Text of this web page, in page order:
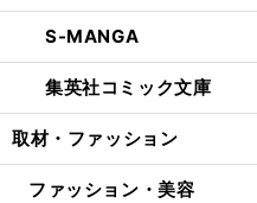
S-MANGA
集英社コミック文庫
取材・ファッション
ファッション・美容